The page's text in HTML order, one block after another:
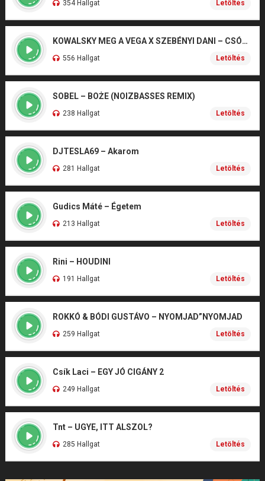
354 Hallgat Letöltés
KOWALSKY MEG A VEGA X SZEBÉNYI DANI – CSÓNAK
556 Hallgat Letöltés
SOBEL – BOŻE (NOIZBASSES REMIX)
238 Hallgat Letöltés
DJTESLA69 – Akarom
281 Hallgat Letöltés
Gudics Máté – Égetem
213 Hallgat Letöltés
Rini – HOUDINI
191 Hallgat Letöltés
ROKKÓ & BÓDI GUSTÁVO – NYOMJAD”NYOMJAD
259 Hallgat Letöltés
Csík Laci – EGY JÓ CIGÁNY 2
249 Hallgat Letöltés
Tnt – UGYE, ITT ALSZOL?
285 Hallgat Letöltés